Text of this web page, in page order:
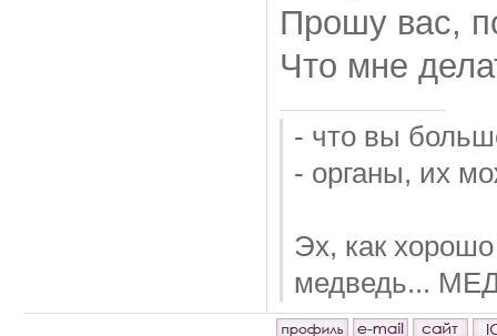
Прошу вас,
Что мне
- что вы
- органы, их
Эх, как
медведь...